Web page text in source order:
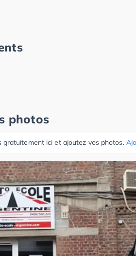
photos
gratuitement ici et ajoutez vos photos.